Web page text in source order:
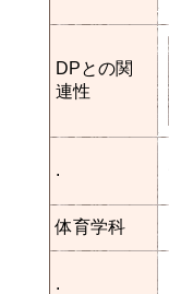
DPとの関
連性
.
体育学科
.